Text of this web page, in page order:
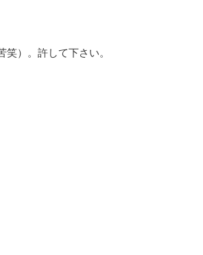
）。許して下さい。